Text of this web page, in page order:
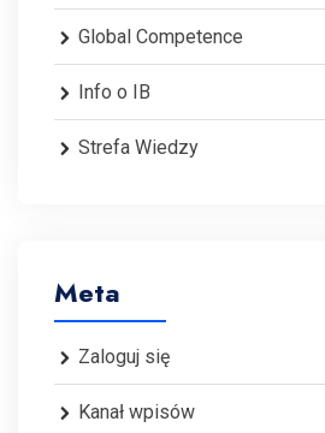
Global Competence
Info o IB
Strefa Wiedzy
Meta
Zaloguj się
Kanał wpisów